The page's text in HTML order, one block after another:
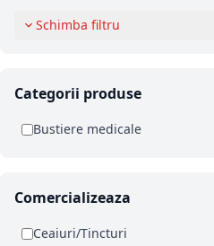
Schimba filtru
Categorii produse
Bustiere medicale
Comercializeaza
Ceaiuri/Tincturi